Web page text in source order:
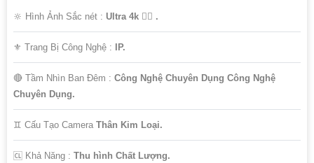
🔆 Hình Ảnh Sắc nét : Ultra 4k 👍🏾 .
⚜️ Trang Bị Công Nghệ : IP.
🔴 Tầm Nhìn Ban Đêm : Công Nghệ Chuyên Dụng Công Nghệ
Chuyên Dụng.
♊ Cấu Tạo Camera Thân Kim Loại.
️🆑 Khả Năng : Thu hình Chất Lượng.